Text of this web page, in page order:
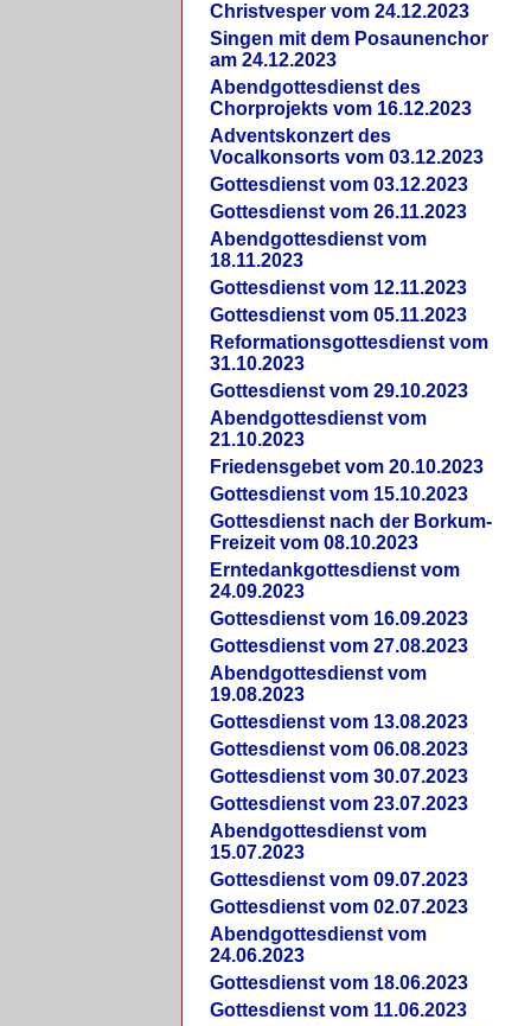
Christvesper vom 24.12.2023
Singen mit dem Posaunenchor
am 24.12.2023
Abendgottesdienst des
Chorprojekts vom 16.12.2023
Adventskonzert des
Vocalkonsorts vom 03.12.2023
Gottesdienst vom 03.12.2023
Gottesdienst vom 26.11.2023
Abendgottesdienst vom
18.11.2023
Gottesdienst vom 12.11.2023
Gottesdienst vom 05.11.2023
Reformationsgottesdienst vom
31.10.2023
Gottesdienst vom 29.10.2023
Abendgottesdienst vom
21.10.2023
Friedensgebet vom 20.10.2023
Gottesdienst vom 15.10.2023
Gottesdienst nach der Borkum-
Freizeit vom 08.10.2023
Erntedankgottesdienst vom
24.09.2023
Gottesdienst vom 16.09.2023
Gottesdienst vom 27.08.2023
Abendgottesdienst vom
19.08.2023
Gottesdienst vom 13.08.2023
Gottesdienst vom 06.08.2023
Gottesdienst vom 30.07.2023
Gottesdienst vom 23.07.2023
Abendgottesdienst vom
15.07.2023
Gottesdienst vom 09.07.2023
Gottesdienst vom 02.07.2023
Abendgottesdienst vom
24.06.2023
Gottesdienst vom 18.06.2023
Gottesdienst vom 11.06.2023